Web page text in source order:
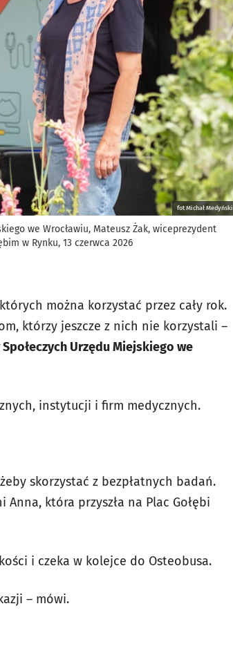
fot Michał Medyński
we Wrocławiu, Mateusz Żak, wiceprezydent
w Rynku, 13 czerwca 2026
można korzystać przez cały rok.
którzy jeszcze z nich nie korzystali –
Urzędu Miejskiego we
instytucji i firm medycznych.
skorzystać z bezpłatnych badań.
która przyszła na Plac Gołębi
i czeka w kolejce do Osteobusa.
– mówi.